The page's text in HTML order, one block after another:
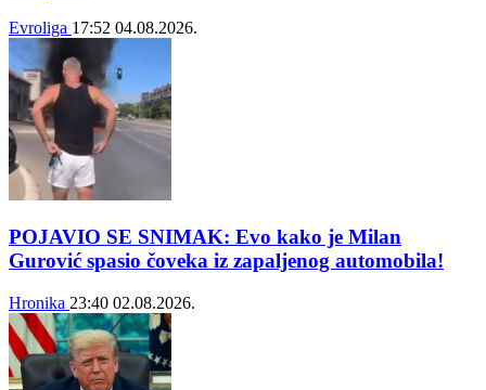
Evroliga 17:52 04.08.2026.
POJAVIO SE SNIMAK: Evo kako je Milan
Gurović spasio čoveka iz zapaljenog automobila!
Hronika 23:40 02.08.2026.